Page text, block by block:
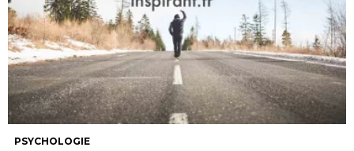
PSYCHOLOGIE